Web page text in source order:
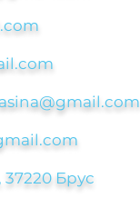
Брус